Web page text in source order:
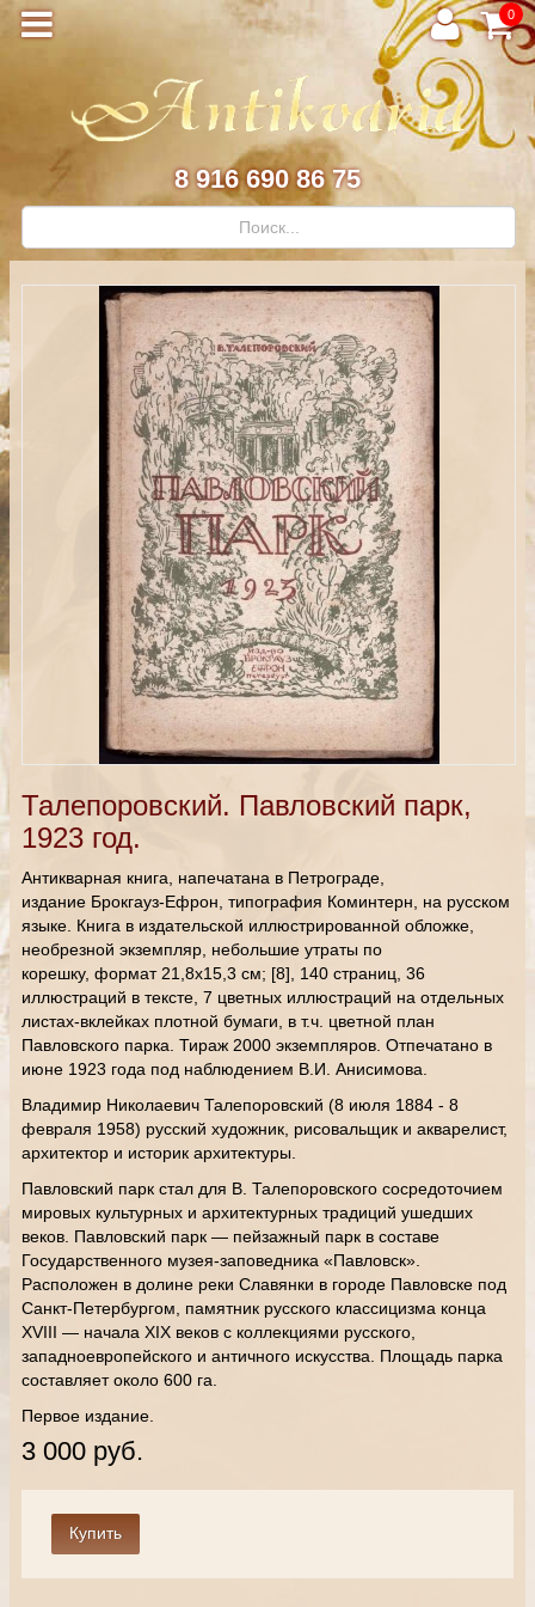
0
8 916 690 86 75
Талепоровский. Павловский парк,
1923 год.
Антикварная книга, напечатана в Петрограде,
издание Брокгауз-Ефрон, типография Коминтерн, на русском
языке. Книга в издательской иллюстрированной обложке,
необрезной экземпляр, небольшие утраты по
корешку, формат 21,8х15,3 см; [8], 140 страниц, 36
иллюстраций в тексте, 7 цветных иллюстраций на отдельных
листах-вклейках плотной бумаги, в т.ч. цветной план
Павловского парка. Тираж 2000 экземпляров. Отпечатано в
июне 1923 года под наблюдением В.И. Анисимова.
Владимир Николаевич Талепоровский (8 июля 1884 - 8
февраля 1958) русский художник, рисовальщик и акварелист,
архитектор и историк архитектуры.
Павловский парк стал для В. Талепоровского сосредоточием
мировых культурных и архитектурных традиций ушедших
веков. Павловский парк — пейзажный парк в составе
Государственного музея-заповедника «Павловск».
Расположен в долине реки Славянки в городе Павловске под
Санкт-Петербургом, памятник русского классицизма конца
XVIII — начала XIX веков с коллекциями русского,
западноевропейского и античного искусства. Площадь парка
составляет около 600 га.
Первое издание.
3 000 руб.